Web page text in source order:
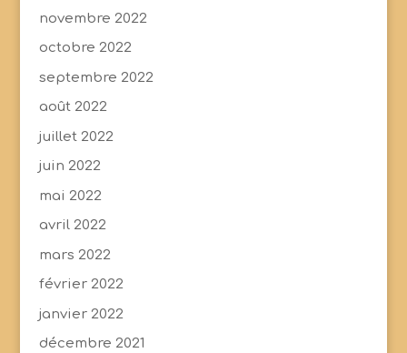
novembre 2022
octobre 2022
septembre 2022
août 2022
juillet 2022
juin 2022
mai 2022
avril 2022
mars 2022
février 2022
janvier 2022
décembre 2021